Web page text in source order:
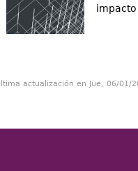
actualización en Jue, 06/01/